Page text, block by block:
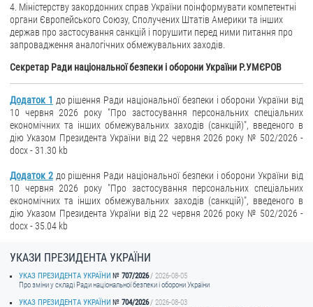
4. Міністерству закордонних справ України поінформувати компетентні
органи Європейського Союзу, Сполучених Штатів Америки та інших
держав про застосування санкцій і порушити перед ними питання про
запровадження аналогічних обмежувальних заходів.
Секретар Ради національної безпеки і оборони України Р.УМЄРОВ
Додаток 1 до рішення Ради національної безпеки і оборони України від
10 червня 2026 року "Про застосування персональних спеціальних
економічних та інших обмежувальних заходів (санкцій)", введеного в
дію Указом Президента України від 22 червня 2026 року № 502/2026 -
docx - 31.30 kb
Додаток 2до рішення Ради національної безпеки і оборони України від
10 червня 2026 року "Про застосування персональних спеціальних
економічних та інших обмежувальних заходів (санкцій)", введеного в
дію Указом Президента України від 22 червня 2026 року № 502/2026 -
docx - 35.04 kb
УКАЗИ ПРЕЗИДЕНТА УКРАЇНИ
УКАЗ ПРЕЗИДЕНТА УКРАЇНИ 707/2026
2026-08-05
Про зміни у складі Ради національної безпеки і оборони України
УКАЗ ПРЕЗИДЕНТА УКРАЇНИ
704/2026
2026-08-03